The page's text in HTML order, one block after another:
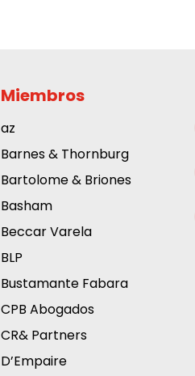
Miembros
az
Barnes & Thornburg
Bartolome & Briones
Basham
Beccar Varela
BLP
Bustamante Fabara
CPB Abogados
CR& Partners
D’Empaire